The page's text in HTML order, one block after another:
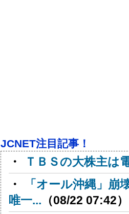
JCNET注目記事！
・
ＴＢＳの大株主は
・
「オール沖縄」
唯一... （08/22 07:42）